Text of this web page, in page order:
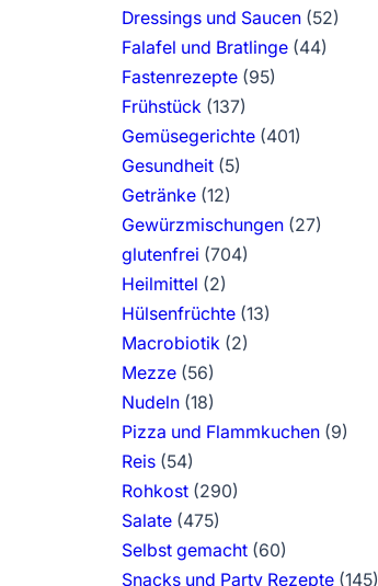
Dressings und Saucen(52)
Falafel und Bratlinge(44)
Fastenrezepte(95)
Frühstück (137)
Gemüsegerichte(401)
Gesundheit(5)
Getränke(12)
Gewürzmischungen(27)
glutenfrei (704)
Heilmittel (2)
Hülsenfrüchte(13)
Macrobiotik (2)
Mezze(56)
Nudeln(18)
Pizza und Flammkuchen(9)
Reis(54)
Rohkost(290)
Salate(475)
Selbst gemacht(60)
Snacks und Party Rezepte(145)